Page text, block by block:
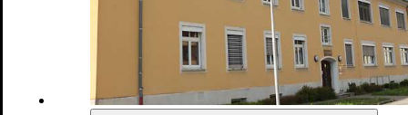
Wachschießen
Formaldienst
Orientieren in der Nacht im Gelände
Ersthelfer-A-Ausbildung